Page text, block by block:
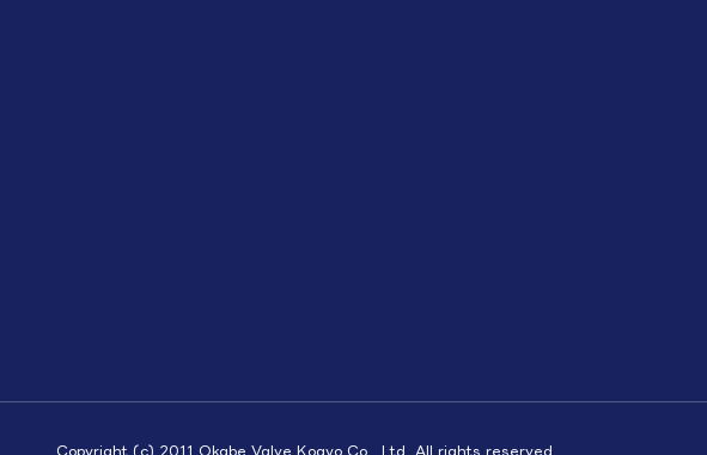
Copyright (c) 2011 Okabe Valve Kogyo Co., Ltd. All rights reserved.